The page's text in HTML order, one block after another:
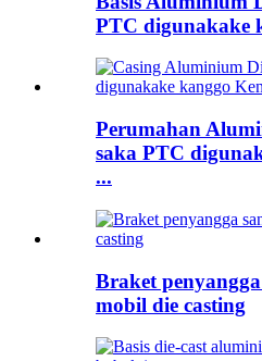
PTC digunakake
Perumahan
saka PTC
...
Braket
mobil die casting